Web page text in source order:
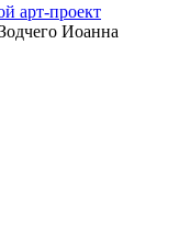
арт-проект
Иоанна